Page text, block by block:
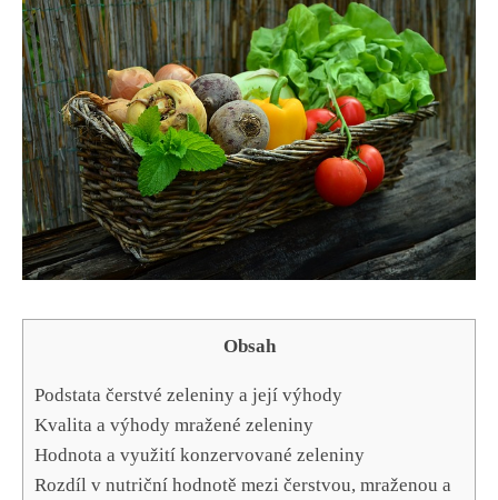
Obsah
Podstata čerstvé zeleniny a‌ její výhody
Kvalita a výhody mražené zeleniny
Hodnota a‍ využití konzervované zeleniny
Rozdíl ​v ​nutriční hodnotě ‍mezi čerstvou, ⁢mraženou a